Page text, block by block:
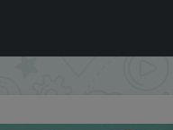
USB Small Fan